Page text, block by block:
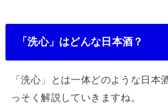
「洗心」はどんな日本酒？
「洗心」とは一体どのような日本
っそく解説していきますね。